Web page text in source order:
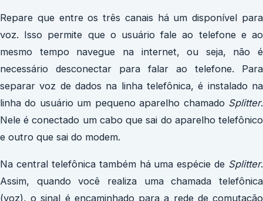
Repare que entre os três canais há um disponível para
voz. Isso permite que o usuário fale ao telefone e ao
mesmo tempo navegue na internet, ou seja, não é
necessário desconectar para falar ao telefone. Para
separar voz de dados na linha telefônica, é instalado na
linha do usuário um pequeno aparelho chamado Splitter.
Nele é conectado um cabo que sai do aparelho telefônico
e outro que sai do modem.
Na central telefônica também há uma espécie de Splitter.
Assim, quando você realiza uma chamada telefônica
(voz), o sinal é encaminhado para a rede de comutação